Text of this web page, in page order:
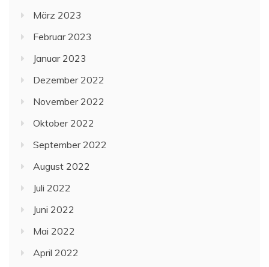
März 2023
Februar 2023
Januar 2023
Dezember 2022
November 2022
Oktober 2022
September 2022
August 2022
Juli 2022
Juni 2022
Mai 2022
April 2022